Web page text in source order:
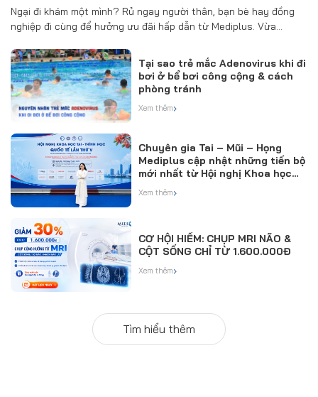
Ngại đi khám một mình? Rủ ngay người thân, bạn bè hay đồng
nghiệp đi cùng để hưởng ưu đãi hấp dẫn từ Mediplus. Vừa…
Tại sao trẻ mắc Adenovirus khi đi
bơi ở bể bơi công cộng & cách
phòng tránh
Xem thêm›
Chuyên gia Tai – Mũi – Họng
Mediplus cập nhật những tiến bộ
mới nhất từ Hội nghị Khoa học
Quốc tế
Xem thêm›
CƠ HỘI HIẾM: CHỤP MRI NÃO &
CỘT SỐNG CHỈ TỪ 1.600.000Đ
Xem thêm›
Tìm hiểu thêm